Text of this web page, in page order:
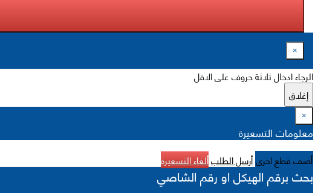
×
الرجاء ادخال ثلاثة حروف على الاقل
إغلاق
×
معلومات التسعيرة
أضف قطع اخرىأرسل الطلبألغاء التسعيرة
بحث برقم الهيكل او رقم الشاصي